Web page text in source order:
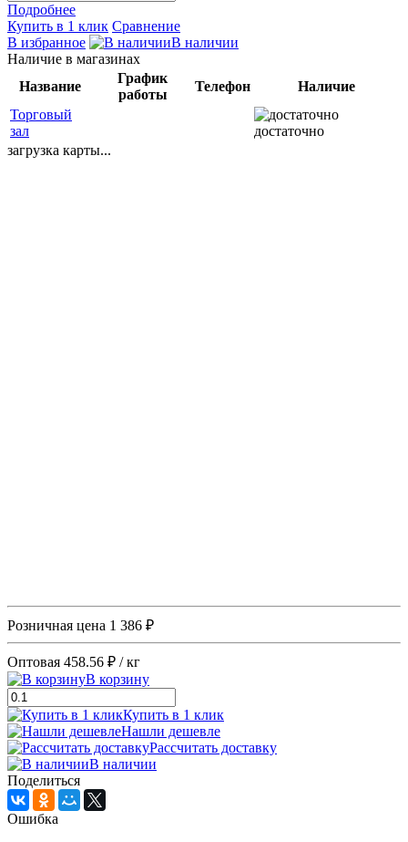
Подробнее
Купить в 1 клик Сравнение
В избранное
В наличии
Наличие в магазинах
Название
График
работы
Телефон
Наличие
Торговый
зал
достаточно
загрузка карты...
Розничная цена 1 386 ₽
Оптовая 458.56 ₽ / кг
В корзину
Купить в 1 клик
Нашли дешевле
Рассчитать доставку
В наличии
Поделиться
Ошибка